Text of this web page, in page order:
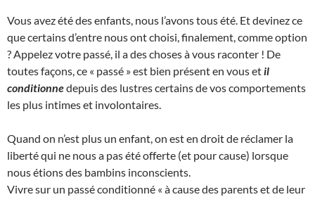
Vous avez été des enfants, nous l’avons tous été. Et devinez ce
que certains d’entre nous ont choisi, finalement, comme option
? Appelez votre passé, il a des choses à vous raconter ! De
toutes façons, ce « passé » est bien présent en vous et il
conditionnedepuis des lustres certains de vos comportements
les plus intimes et involontaires.
Quand on n’est plus un enfant, on est en droit de réclamer la
liberté qui ne nous a pas été offerte (et pour cause) lorsque
nous étions des bambins inconscients.
Vivre sur un passé conditionné « à cause des parents et de leur